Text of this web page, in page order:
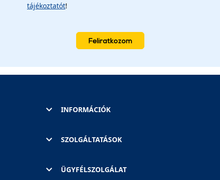
tájékoztatót!
Feliratkozom
INFORMÁCIÓK
SZOLGÁLTATÁSOK
ÜGYFÉLSZOLGÁLAT